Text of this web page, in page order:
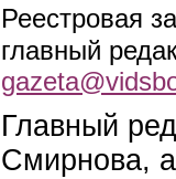
Реестровая
главный
Главный
Смирнова,